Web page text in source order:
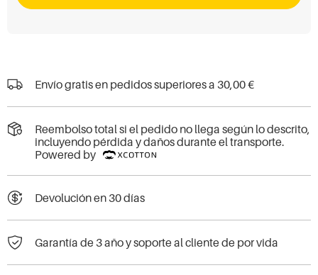
Envío gratis en pedidos superiores a 30,00 €
Reembolso total si el pedido no llega según lo descrito,
incluyendo pérdida y daños durante el transporte.
Powered by
Devolución en 30 días
Garantía de 3 año y soporte al cliente de por vida